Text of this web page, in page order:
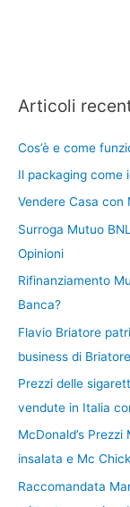
Articoli
Cos’è e come
Il packaging come
Vendere Casa con
Surroga Mutuo
Opinioni
Rifinanziamento
Banca?
Flavio Briatore
business di
Prezzi delle
vendute in Italia
McDonald’s
insalata e Mc
Raccomandata